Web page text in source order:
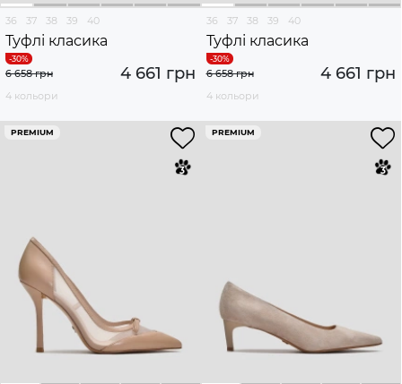
36 37 38 39 40
Туфлі класика
4 661 грн
6 658 грн
4 кольори
36 37 38 39 40
Туфлі класика
4 661 грн
6 658 грн
4 кольори
PREMIUM PREMIUM